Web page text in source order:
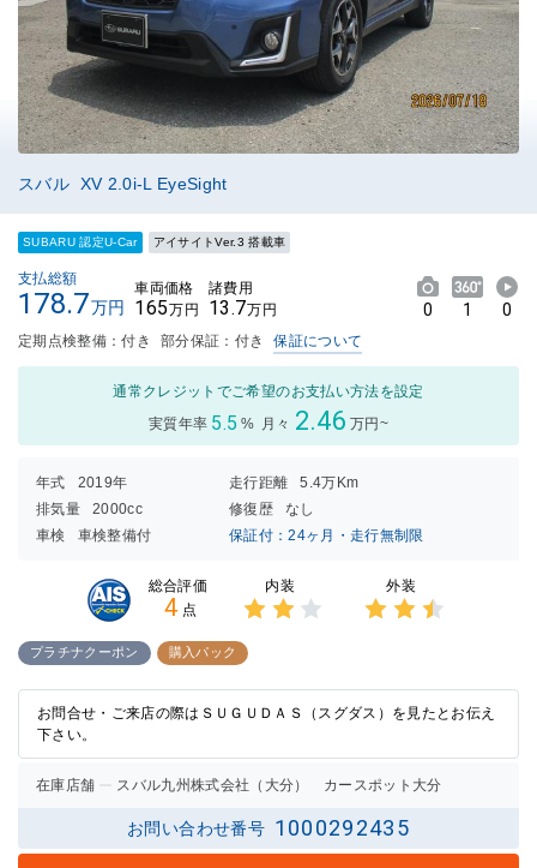
スバル XV 2.0i-L EyeSight
SUBARU 認定U-Car アイサイトVer.3 搭載車
支払総額
178.7万円
車両価格
165万円
諸費用
13.7万円 0 1 0
定期点検整備：付き 部分保証：付き 保証について
通常クレジットでご希望のお支払い方法を設定
実質年率 5.5 % 月々 2.46 万円~
年式 2019年 走行距離
5.4万Km
排気量
2000cc 修復歴
なし
車検
車検整備付 保証付：24ヶ月・走行無制限
総合評価
4 点
内装
2点の
外装
プラチナクーポン 購入パック
お問合せ・ご来店の際はＳＵＧＵＤＡＳ（スグダス）を見たとお伝え
下さい。
在庫店舗 スバル九州株式会社（大分） カースポット大分
お問い合わせ番号 1000292435